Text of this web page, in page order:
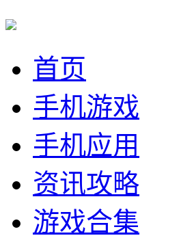
首页
手机游戏
手机应用
资讯攻略
游戏合集